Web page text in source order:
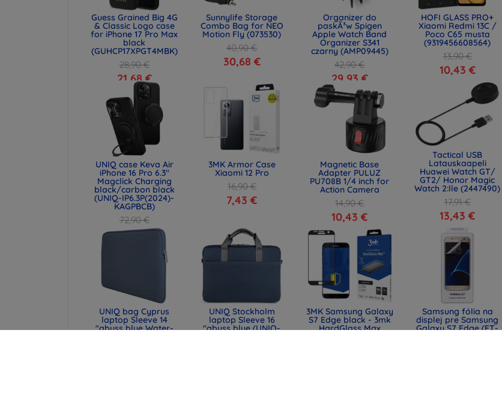
Guess Grained Big 4G
& Classic Logo case
for iPhone 17 Pro Max
black
(GUHCP17XPGT4MBK)
28,90 €
21,68 €
Sunnylife Storage
Combo Bag for NEO
Motion Fly (073530)
40,90 €
30,68 €
UNIQ case Keva Air
iPhone 16 Pro 6.3"
Magclick Charging
black/carbon black
(UNIQ-IP6.3P(2024)-
KAGPBCB)
72,90 €
54,67 €
3MK Armor Case
Xiaomi 12 Pro
16,90 €
7,43 €
UNIQ bag Cyprus
laptop Sleeve 14
"abyss blue Water-
UNIQ Stockholm
laptop Sleeve 16
"abyss blue (UNIQ-
Organizer do
paskÃ³w Spigen
Apple Watch Band
Organizer S341
czarny (AMP09445)
42,90 €
29,93 €
HOFI GLASS PRO+
Xiaomi Redmi 13C /
Poco C65 musta
(9319456608564)
13,90 €
10,43 €
Magnetic Base
Adapter PULUZ
PU708B 1/4 inch for
Action Camera
14,90 €
10,43 €
Tactical USB
Latauskaapeli
Huawei Watch GT/
GT2/ Honor Magic
Watch 2:lle (2447490)
17,91 €
13,43 €
3MK Samsung Galaxy
S7 Edge black - 3mk
HardGlass Max
Samsung fólia na
displej pre Samsung
Galaxy S7 Edge (ET-